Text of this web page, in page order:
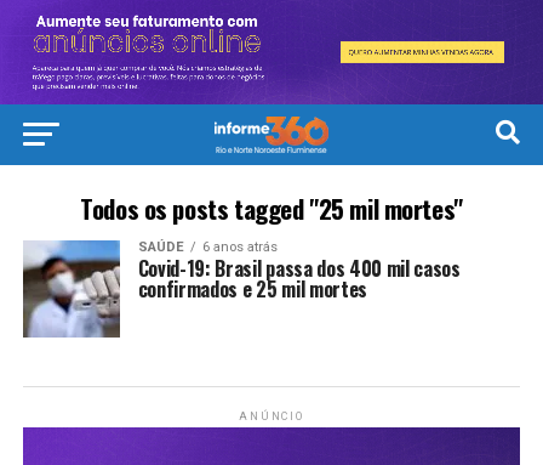
Todos os posts tagged "25 mil mortes"
SAÚDE 6 anos atrás
Covid-19: Brasil passa dos 400 mil casos
confirmados e 25 mil mortes
ANÚNCIO